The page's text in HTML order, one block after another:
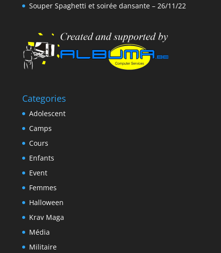
Souper Spaghetti et soirée dansante – 26/11/22
Categories
Adolescent
Camps
Cours
Enfants
Event
Femmes
Halloween
Krav Maga
Média
Militaire